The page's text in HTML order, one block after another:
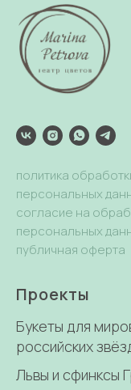
политика
персональных
согласие на
персональных
публичная оферта
Проекты
Букеты для
российских
Львы и сфинксы